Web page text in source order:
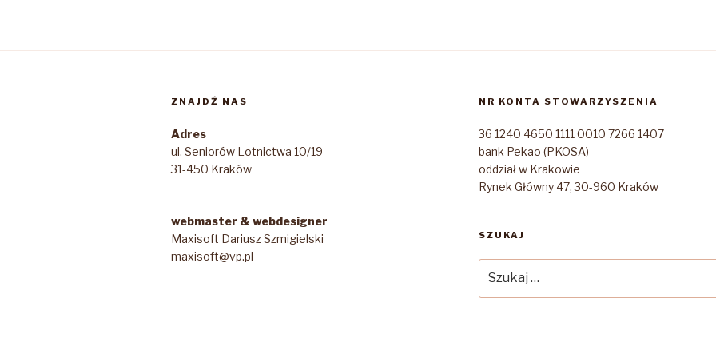
ZNAJDŹ NAS
Adres
ul. Seniorów Lotnictwa 10/19
31-450 Kraków
webmaster & webdesigner
Maxisoft Dariusz Szmigielski
maxisoft@vp.pl
NR KONTA STOWARZYSZENIA
36 1240 4650 1111 0010 7266 1407
bank Pekao (PKOSA)
oddział w Krakowie
Rynek Główny 47, 30-960 Kraków
SZUKAJ